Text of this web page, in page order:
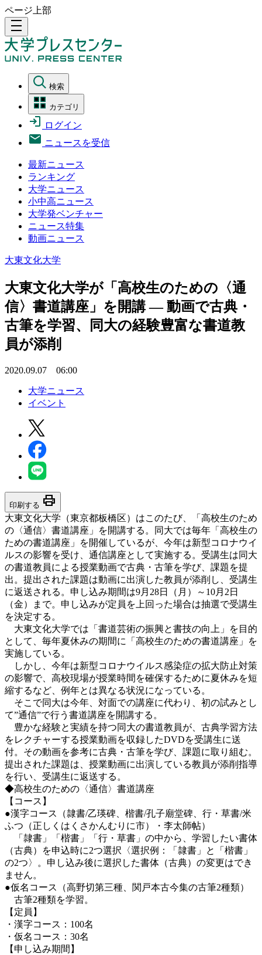
ページ上部
density_medium
検索
カテゴリ
ログイン
ニュースを受信
最新ニュース
ランキング
大学ニュース
小中高ニュース
大学発ベンチャー
ニュース特集
動画ニュース
大東文化大学
大東文化大学が「高校生のための〈通
信〉書道講座」を開講 — 動画で古典・
古筆を学習、同大の経験豊富な書道教
員が添削
2020.09.07 06:00
大学ニュース
イベント
印刷する print
大東文化大学（東京都板橋区）はこのたび、「高校生のため
の〈通信〉書道講座」を開講する。同大では毎年「高校生の
ための書道講座」を開催しているが、今年は新型コロナウイ
ルスの影響を受け、通信講座として実施する。受講生は同大
の書道教員による授業動画で古典・古筆を学び、課題を提
出。提出された課題は動画に出演した教員が添削し、受講生
に返送される。申し込み期間は9月28日（月）～10月2日
（金）まで。申し込みが定員を上回った場合は抽選で受講生
を決定する。
大東文化大学では「書道芸術の振興と書技の向上」を⽬的
として、毎年夏休みの期間に「高校生のための書道講座」を
実施している。
しかし、今年は新型コロナウイルス感染症の拡大防止対策
の影響で、高校現場が授業時間を確保するために夏休みを短
縮するなど、例年とは異なる状況になっている。
そこで同大は今年、対面での講座に代わり、初の試みとし
て”通信”で行う書道講座を開講する。
豊かな経験と実績を持つ同大の書道教員が、古典学習方法
をレクチャーする授業動画を収録したDVDを受講生に送
付。その動画を参考に古典・古筆を学び、課題に取り組む。
提出された課題は、授業動画に出演している教員が添削指導
を行い、受講生に返送する。
◆高校生のための〈通信〉書道講座
【コース】
●漢字コース（隷書/乙瑛碑、楷書/孔子廟堂碑、行・草書/米
ふつ（正しくはくさかんむりに市）・李太師帖）
「隷書」「楷書」「行・草書」の中から、学習したい書体
（古典）を申込時に2つ選択〈選択例：「隷書」と「楷書」
の2つ〉。申し込み後に選択した書体（古典）の変更はでき
ません。
●仮名コース（高野切第三種、関戸本古今集の古筆2種類）
古筆2種類を学習。
【定員】
・漢字コース：100名
・仮名コース：30名
【申し込み期間】